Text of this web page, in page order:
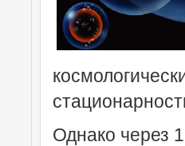
Однако через